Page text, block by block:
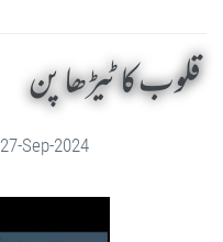
قلوب کا ٹیڑھا پن
27-Sep-2024